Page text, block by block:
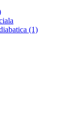
(1)